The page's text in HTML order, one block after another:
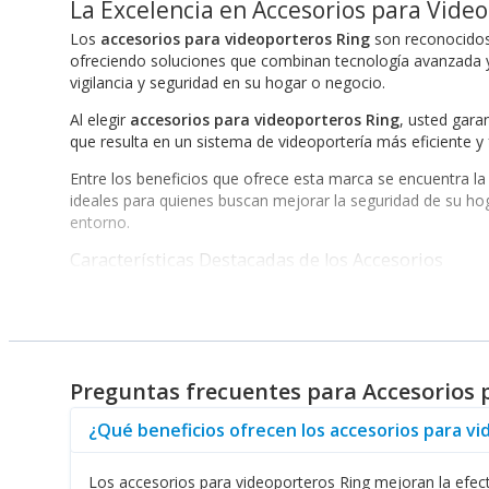
La Excelencia en Accesorios para
Los accesorios para videoporteros Ringson
ofreciendo soluciones que combinan tecnología
vigilancia y seguridad en su hogar o negocio.
Al elegir accesorios para videoporteros Ring, usted
que resulta en un sistema de videoportería más eficiente
Entre los beneficios que ofrece esta marca se encuentra
ideales para quienes buscan mejorar la seguridad de su
entorno.
Características Destacadas de los Accesorios
no solo
cada accesorio está pensado para aumentar la
cualquier lugar, utilizando una aplicación intuitiva. Esta
Para aquellos interesados en expandir aún más su
accesorios para videoporteros Ring, brindando una
Preguntas frecuentes para Accesorios
¿Qué beneficios ofrecen los accesorios para
Los accesorios para videoporteros Ring mejoran la